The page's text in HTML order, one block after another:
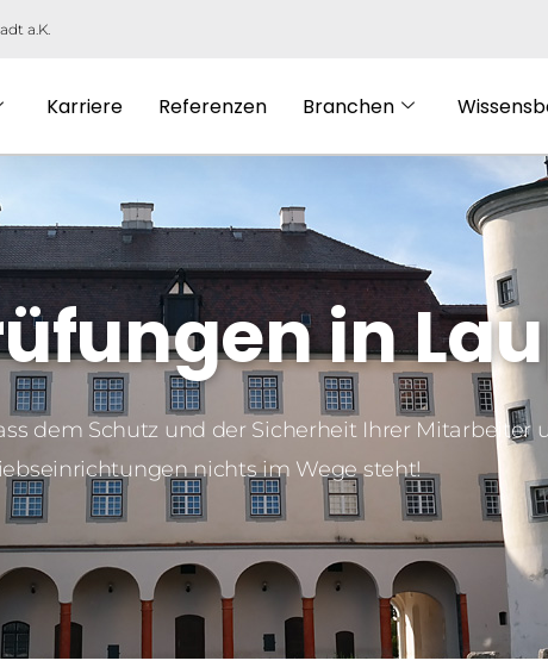
a.K.
Karriere Referenzen Branchen
in
dem Schutz und der Sicherheit Ihrer Mitarbeiter
nichts im Wege steht!